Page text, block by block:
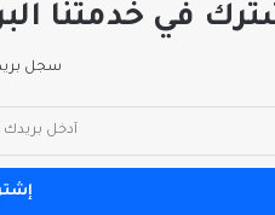
في خدمتنا
سجل